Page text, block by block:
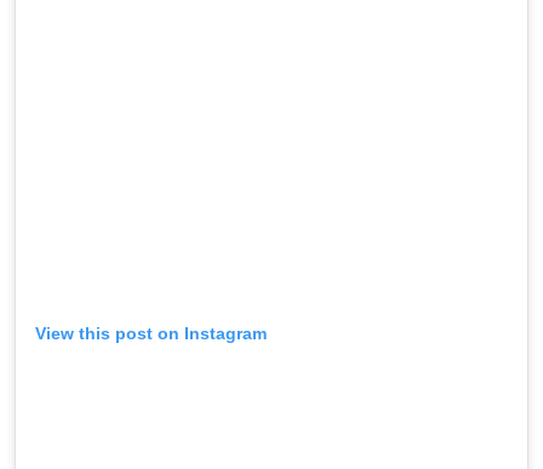
View this post on Instagram